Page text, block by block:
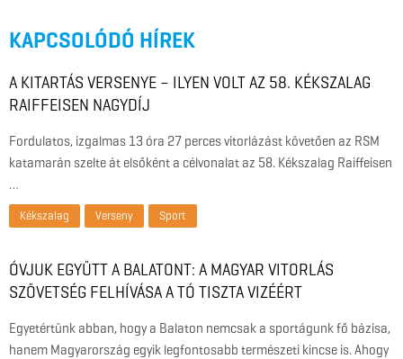
KAPCSOLÓDÓ HÍREK
A KITARTÁS VERSENYE – ILYEN VOLT AZ 58. KÉKSZALAG
RAIFFEISEN NAGYDÍJ
Fordulatos, izgalmas 13 óra 27 perces vitorlázást követően az RSM
katamarán szelte át elsőként a célvonalat az 58. Kékszalag Raiffeisen
…
Kékszalag Verseny Sport
ÓVJUK EGYÜTT A BALATONT: A MAGYAR VITORLÁS
SZÖVETSÉG FELHÍVÁSA A TÓ TISZTA VIZÉÉRT
Egyetértünk abban, hogy a Balaton nemcsak a sportágunk fő bázisa,
hanem Magyarország egyik legfontosabb természeti kincse is. Ahogy